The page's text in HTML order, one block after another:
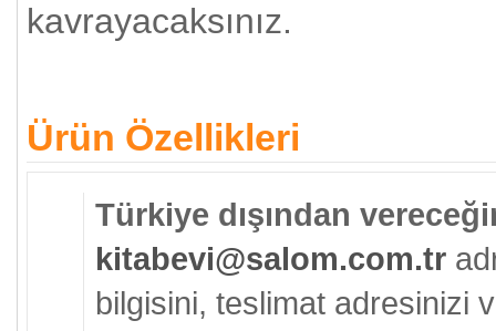
kavrayacaksınız.
Ürün Özellikleri
Türkiye dışından
kitabevi@salom.com.tr
bilgisini, teslimat adresinizi